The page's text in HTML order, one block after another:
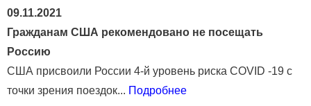
09.11.2021
Гражданам США рекомендовано не посещать
Россию
США присвоили России 4-й уровень риска COVID -19 с
точки зрения поездок... Подробнее